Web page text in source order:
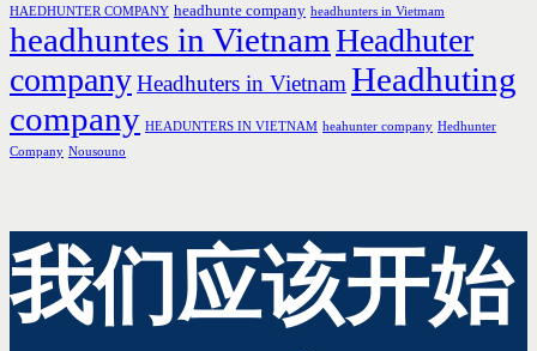
HAEDHUNTER COMPANY headhunte company headhunters in Vietmam
headhuntes in VietnamHeadhuter
companyHeadhuters in VietnamHeadhuting
company HEADUNTERS IN VIETNAM heahunter company Hedhunter
Company Nousouno
我们应该开始